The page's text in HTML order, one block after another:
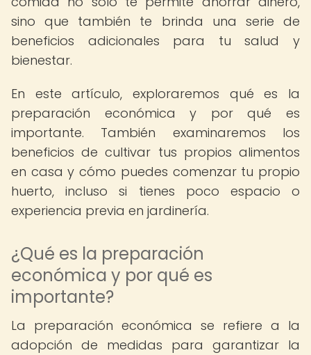
sino que también te brinda una serie de
beneficios adicionales para tu salud y
bienestar.
En este artículo, exploraremos qué es la
preparación económica y por qué es
importante. También examinaremos los
beneficios de cultivar tus propios alimentos
en casa y cómo puedes comenzar tu propio
huerto, incluso si tienes poco espacio o
experiencia previa en jardinería.
¿Qué es la preparación
económica y por qué es
importante?
La preparación económica se refiere a la
adopción de medidas para garantizar la